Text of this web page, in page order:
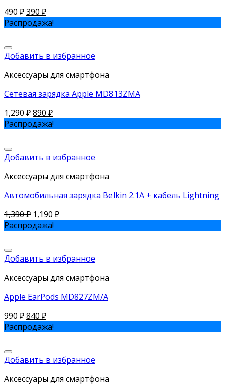
490₽390 ₽
Распродажа!
Добавить в избранное
Аксессуары для смартфона
Сетевая зарядка Apple MD813ZMA
1,290₽890 ₽
Распродажа!
Добавить в избранное
Аксессуары для смартфона
Автомобильная зарядка Belkin 2.1A + кабель Lightning
1,390₽ 1,190 ₽
Распродажа!
Добавить в избранное
Аксессуары для смартфона
Apple EarPods MD827ZM/A
990₽840 ₽
Распродажа!
Добавить в избранное
Аксессуары для смартфона